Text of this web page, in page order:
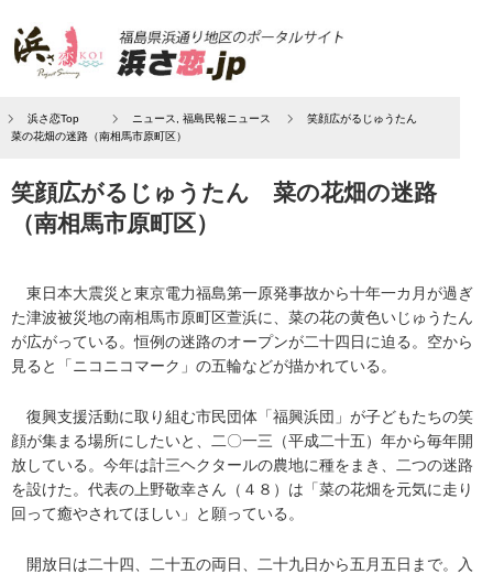
浜さ恋Top ニュース 福島民報ニュース
笑顔広がるじゅうたん
菜の花畑の迷路（南相馬市原町区）
笑顔広がるじゅうたん 菜の花畑の迷路
（南相馬市原町区）
東日本大震災と東京電力福島第一原発事故から十年一カ月が過ぎ
た津波被災地の南相馬市原町区萱浜に、菜の花の黄色いじゅうたん
が広がっている。恒例の迷路のオープンが二十四日に迫る。空から
見ると「ニコニコマーク」の五輪などが描かれている。
復興支援活動に取り組む市民団体「福興浜団」が子どもたちの笑
顔が集まる場所にしたいと、二〇一三（平成二十五）年から毎年開
放している。今年は計三ヘクタールの農地に種をまき、二つの迷路
を設けた。代表の上野敬幸さん（４８）は「菜の花畑を元気に走り
回って癒やされてほしい」と願っている。
開放日は二十四、二十五の両日、二十九日から五月五日まで。入